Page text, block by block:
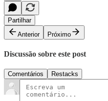
Partilhar
Anterior
Próximo
Discussão sobre este post
Comentários Restacks